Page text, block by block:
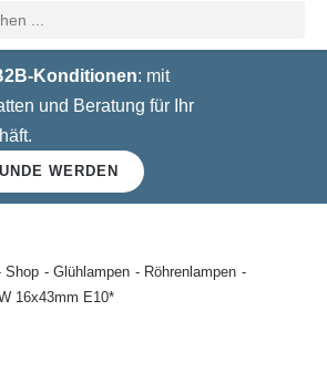
Konditionen: mit
und Beratung für Ihr
WERDEN
Shop Glühlampen
Röhrenlampen
16x43mm E10*